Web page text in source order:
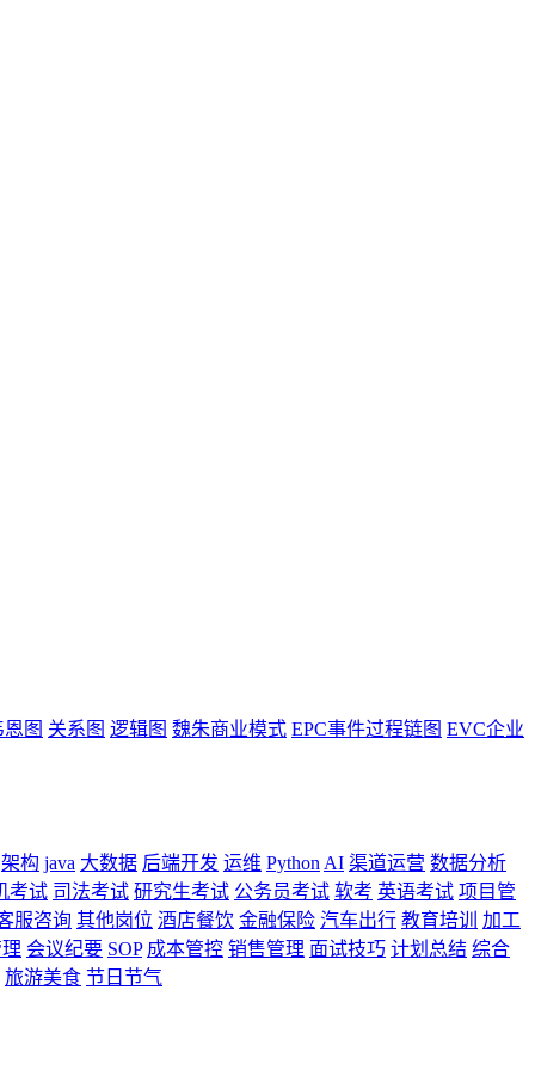
恩图 关系图 逻辑图 魏朱商业模式 EPC事件过程链图 EVC企业
架构 java 大数据 后端开发 运维 Python AI 渠道运营 数据分析
考试 司法考试 研究生考试 公务员考试 软考 英语考试 项目管
服咨询 其他岗位 酒店餐饮 金融保险 汽车出行 教育培训
加工
会议纪要 SOP 成本管控 销售管理 面试技巧 计划总结 综合
旅游美食 节日节气